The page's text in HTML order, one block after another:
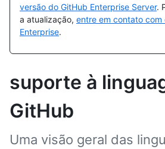
versão do GitHub Enterprise Server.
a atualização, entre em contato com
Enterprise.
suporte à
GitHub
Uma visão geral das